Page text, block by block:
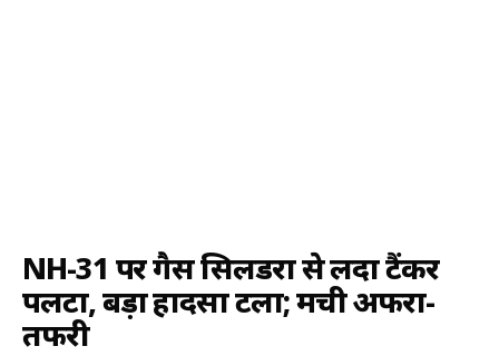
NH-31 पर गैस सिलेंडरों से लदा टैंकर
पलटा, बड़ा हादसा टला; मची अफरा-
तफरी